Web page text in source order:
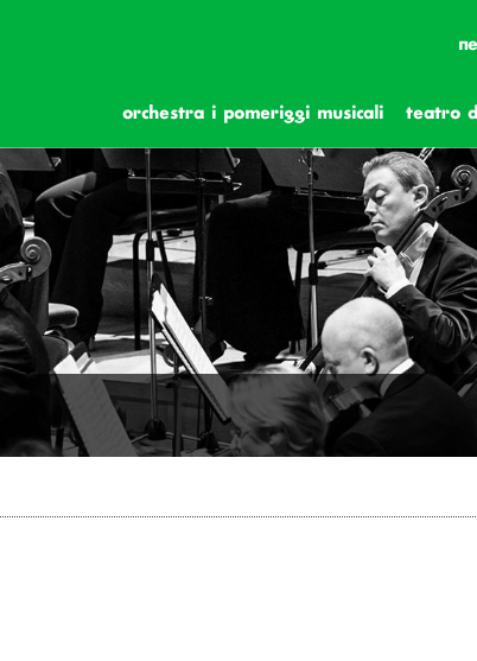
orchestra i pomeriggi musicali teatro